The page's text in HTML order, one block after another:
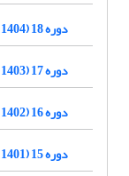
دوره 18 (1404)
دوره 17 (1403)
دوره 16 (1402)
دوره 15 (1401)